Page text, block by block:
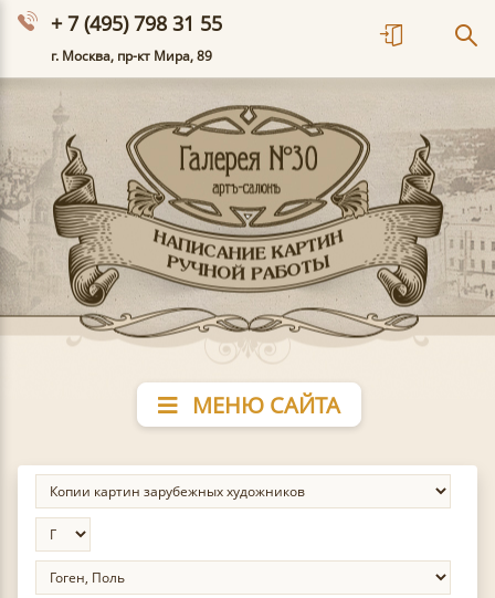
+ 7 (495) 798 31 55
г. Москва, пр-кт Мира, 89
МЕНЮ САЙТА